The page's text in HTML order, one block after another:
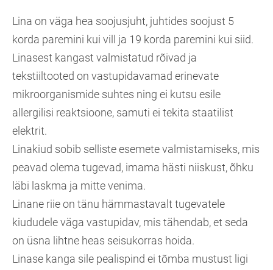
Lina on väga hea soojusjuht, juhtides soojust 5
korda paremini kui vill ja 19 korda paremini kui siid.
Linasest kangast valmistatud rõivad ja
tekstiiltooted on vastupidavamad erinevate
mikroorganismide suhtes ning ei kutsu esile
allergilisi reaktsioone, samuti ei tekita staatilist
elektrit.
Linakiud sobib selliste esemete valmistamiseks, mis
peavad olema tugevad, imama hästi niiskust, õhku
läbi laskma ja mitte venima.
Linane riie on tänu hämmastavalt tugevatele
kiududele väga vastupidav, mis tähendab, et seda
on üsna lihtne heas seisukorras hoida.
Linase kanga sile pealispind ei tõmba mustust ligi